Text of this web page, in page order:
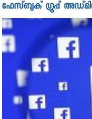
ഫേസ്ബുക് ഗ്രൂപ്പ്